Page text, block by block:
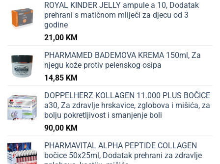
ROYAL KINDER JELLY ampule a 10, Dodatak
prehrani s matičnom mliječi za djecu od 3
godine
21,00 KM
PHARMAMED BADEMOVA KREMA 150ml, Za
njegu kože protiv pelenskog osipa
14,85 KM
DOPPELHERZ KOLLAGEN 11.000 PLUS BOČICE
a30, Za zdravlje hrskavice, zglobova i mišića, za
bolju pokretljivost i smanjenje boli
90,00 KM
PHARMAVITAL ALPHA PEPTIDE COLLAGEN
bočice 50x25ml, Dodatak prehrani za zdravlje